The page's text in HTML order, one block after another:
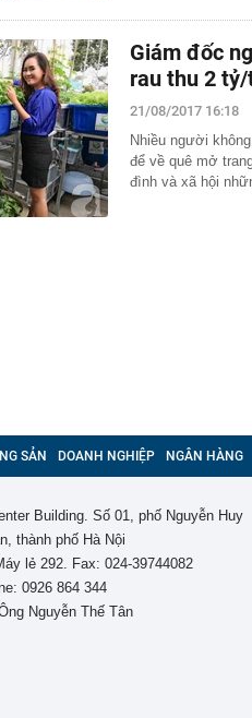
Giám đốc
rau thu 2
21/08/2017 16:18
Nhiều người
để về quê mở
đình và xã hội
SẢN DOANH NGHIỆP NGÂN HÀNG
Building. Số 01, phố Nguyễn Huy
thành phố Hà Nội
lẻ 292. Fax: 024-39744082
0926 864 344
Nguyễn Thế Tân